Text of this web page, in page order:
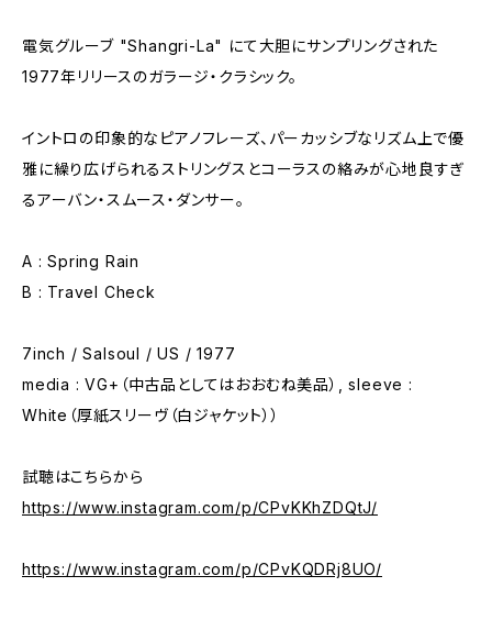
電気グルーブ "Shangri-La" にて大胆にサンプリングされた
1977年リリースのガラージ・クラシック。
イントロの印象的なピアノフレーズ、パーカッシブなリズム上で優
雅に繰り広げられるストリングスとコーラスの絡みが心地良すぎ
るアーバン・スムース・ダンサー。
A : Spring Rain
B : Travel Check
7inch / Salsoul / US / 1977
media : VG+（中古品としてはおおむね美品）, sleeve :
White（厚紙スリーヴ（白ジャケット））
試聴はこちらから
https://www.instagram.com/p/CPvKKhZDQtJ/
https://www.instagram.com/p/CPvKQDRj8UO/